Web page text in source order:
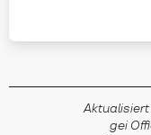
Aktualisiert
gei